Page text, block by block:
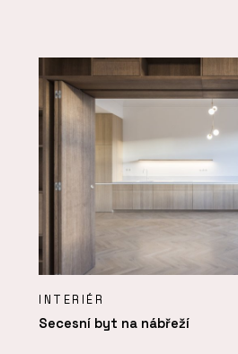
INTERIÉR
Secesní byt na nábřeží